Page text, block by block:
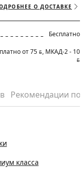
О ДОСТАВКЕ
Бесплатно
от 75 BYN, МКАД-2 - 10
BYN
Рекомендации
класса